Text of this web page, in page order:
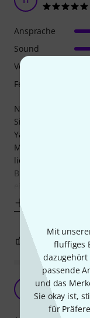
Mit
fluffiges
dazugehört
passende
und das
Sie okay ist,
für
Nach 35 Jahren
Sicherheit nehme
Yamaha hat den
Meine Recherchen
lieferte die sehr
Blätter anbelangt.
Ansprache
Sound
Verarbeitung
Features
6 2
prima